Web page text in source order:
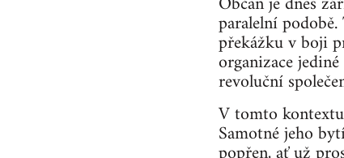
paralelní
překážku v boji
organizace
revoluční
V tomto
Samotné jeho